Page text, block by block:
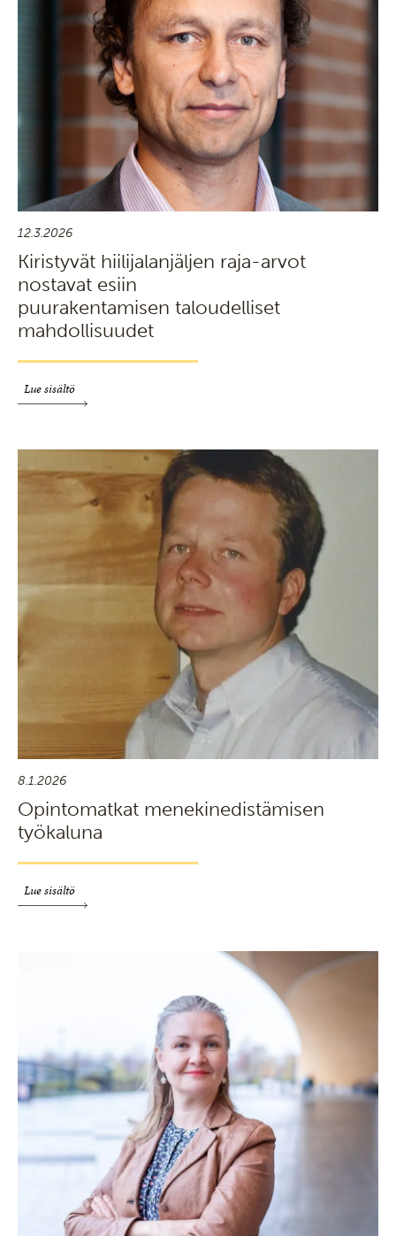
12.3.2026
Kiristyvät hiilijalanjäljen raja-arvot
nostavat esiin
puurakentamisen taloudelliset
mahdollisuudet
Lue sisältö
8.1.2026
Opintomatkat menekinedistämisen
työkaluna
Lue sisältö